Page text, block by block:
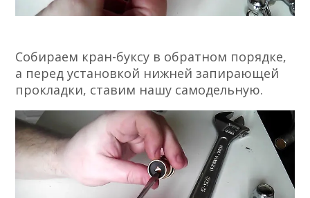
Собираем кран-буксу в обратном порядке,
а перед установкой нижней запирающей
прокладки, ставим нашу самодельную.